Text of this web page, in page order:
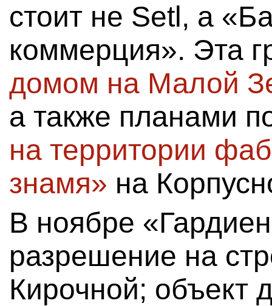
стоит не Setl, а
коммерция». Эта
домом на Малой
а также планами
на территории
знамя» на
В ноябре
разрешение на
Кирочной; объект